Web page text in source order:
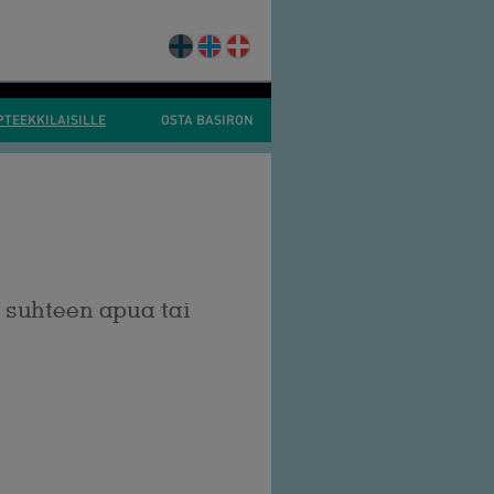
OSTA BASIRON
apua tai